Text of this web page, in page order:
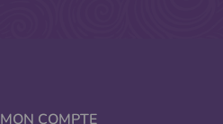
MON COMPTE